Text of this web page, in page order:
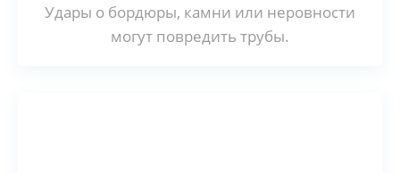
Удары о бордюры, камни или неровности
могут повредить трубы.